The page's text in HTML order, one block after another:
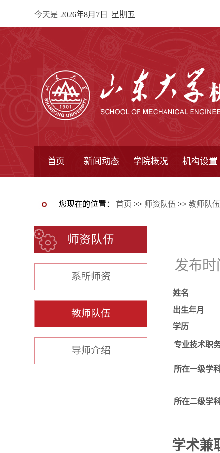
今天是 2026年8月7日 星期五
首页 新闻动态 学院概况 机构设置
您现在的位置： 首页 >> 师资队伍 >> 教师队伍
师资队伍
系所师资
教师队伍
导师介绍
发布
姓名
出生年月
学历
专业技术职
所在一级学
所在二级学
学术兼